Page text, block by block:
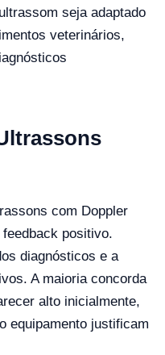
seja adaptado
veterinários,
com Doppler
positivo.
diagnósticos e a
A maioria concorda
alto inicialmente,
equipamento justificam